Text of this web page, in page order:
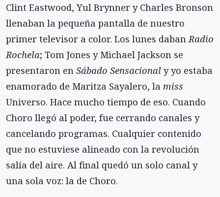
Clint Eastwood, Yul Brynner y Charles Bronson
llenaban la pequeña pantalla de nuestro
primer televisor a color. Los lunes daban Radio
Rochela; Tom Jones y Michael Jackson se
presentaron en Sábado Sensacional y yo estaba
enamorado de Maritza Sayalero, la miss
Universo. Hace mucho tiempo de eso. Cuando
Choro llegó al poder, fue cerrando canales y
cancelando programas. Cualquier contenido
que no estuviese alineado con la revolución
salía del aire. Al final quedó un solo canal y
una sola voz: la de Choro.